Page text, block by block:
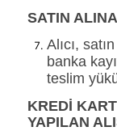
SATIN
Alıcı,
banka
teslim
KREDİ
YAPILAN